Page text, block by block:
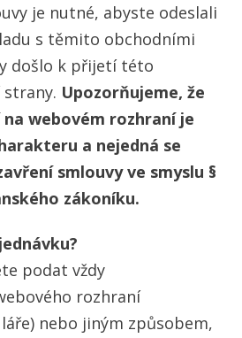
je nutné, abyste odeslali
s těmito obchodními
došlo k přijetí této
strany. Upozorňujeme, že
webovém rozhraní je
a nejedná se
smlouvy ve smyslu §
zákoníku.
podat vždy
rozhraní
nebo jiným způsobem,